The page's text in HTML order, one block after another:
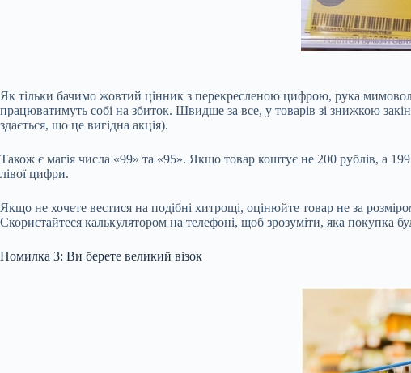
Як тільки бачимо жовтий цінник з перекресленою цифрою, рука
працюватимуть собі на збиток. Швидше за все, у товарів зі знижкою
здається, що це вигідна акція).
Також є магія числа «99» та «95». Якщо товар коштує не 200 рублів, а
лівої цифри.
Якщо не хочете вестися на подібні хитрощі, оцінюйте товар не за
Скористайтеся калькулятором на телефоні, щоб зрозуміти, яка покупка
Помилка 3: Ви берете великий візок